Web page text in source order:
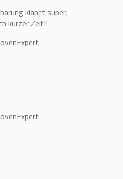
klappt super,
kurzer Zeit!!